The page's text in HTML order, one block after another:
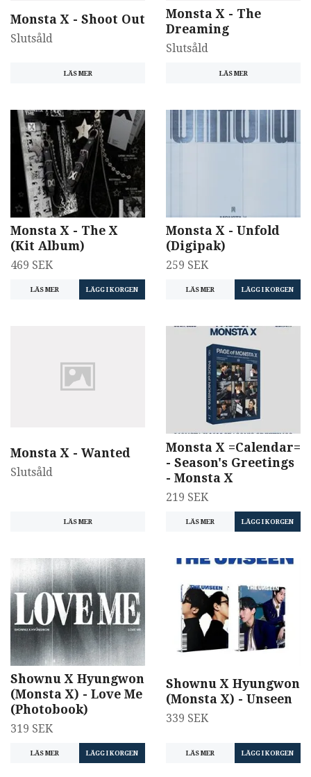
Monsta X - Shoot Out
Slutsåld
LÄS MER
Monsta X - The
Dreaming
Slutsåld
LÄS MER
Monsta X - The X
(Kit Album)
469 SEK
LÄS MER
Monsta X - Unfold
(Digipak)
259 SEK
LÄS MER
Monsta X - Wanted
Slutsåld
LÄS MER
Monsta X =Calendar=
- Season's Greetings
- Monsta X
219 SEK
LÄS MER
Shownu X Hyungwon
(Monsta X) - Love Me
(Photobook)
319 SEK
LÄS MER
Shownu X Hyungwon
(Monsta X) - Unseen
339 SEK
LÄS MER